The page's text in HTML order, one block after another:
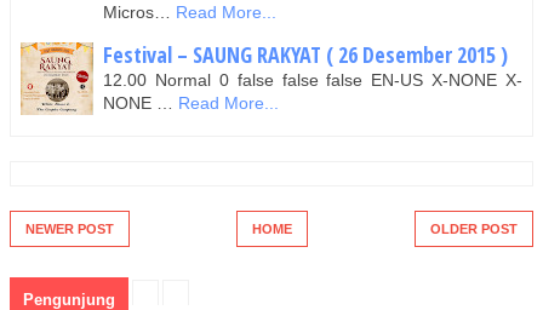
Micros…
Read More...
Festival – SAUNG RAKYAT ( 26 Desember 2015 )
12.00 Normal 0 false false false EN-US X-NONE X-
NONE …
Read More...
NEWER POST OLDER POST
HOME
Pengunjung